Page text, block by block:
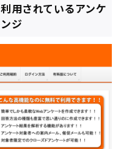
用されているアンケ
ジ